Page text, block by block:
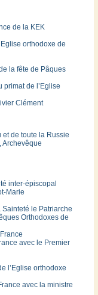
de la KEK
orthodoxe de
la fête de Pâques
de l’Eglise
Clément
de toute la Russie
Archevêque
inter-épiscopal
Marie
le Patriarche
Orthodoxes de
avec le Premier
l’Eglise orthodoxe
avec la ministre